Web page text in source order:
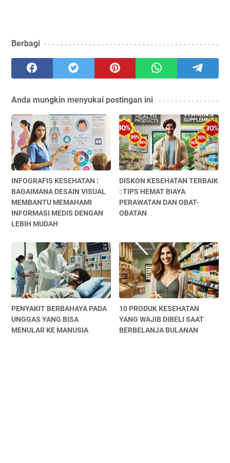
Berbagi
Anda mungkin menyukai postingan ini
INFOGRAFIS KESEHATAN :
BAGAIMANA DESAIN VISUAL
MEMBANTU MEMAHAMI
INFORMASI MEDIS DENGAN
LEBIH MUDAH
DISKON KESEHATAN TERBAIK
: TIPS HEMAT BIAYA
PERAWATAN DAN OBAT-
OBATAN
PENYAKIT BERBAHAYA PADA
UNGGAS YANG BISA
MENULAR KE MANUSIA
10 PRODUK KESEHATAN
YANG WAJIB DIBELI SAAT
BERBELANJA BULANAN